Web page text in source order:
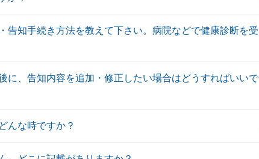
告知手続き方法を教えて下さい。病院などで健康診断を受
に、告知内容を追加・修正したい場合はどうすればいいで
んな時ですか？